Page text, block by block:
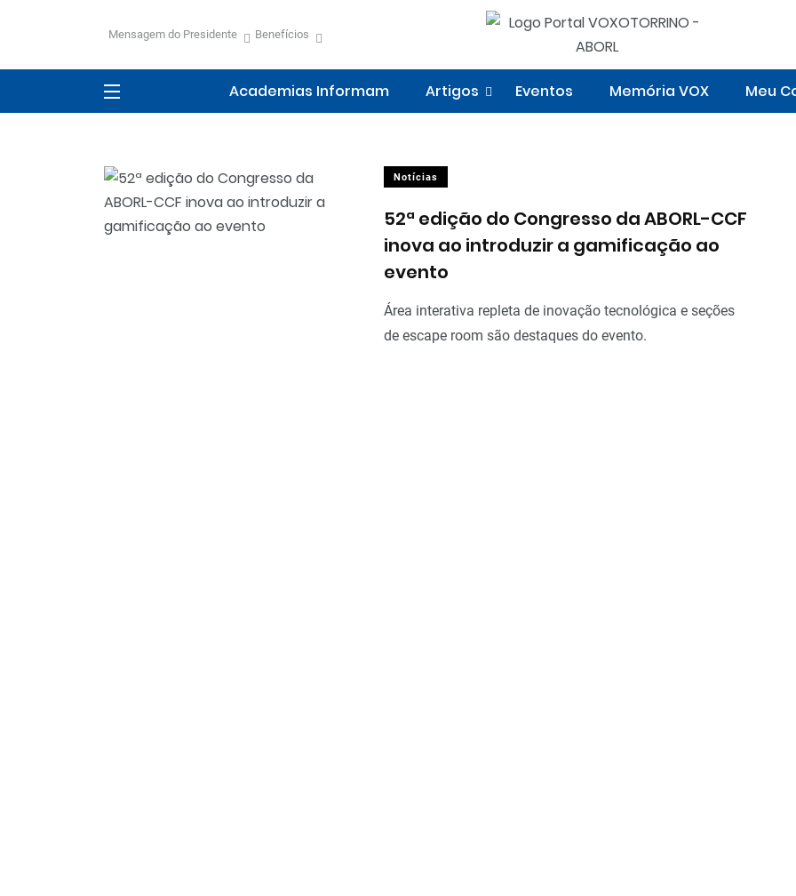
Mensagem do Presidente Benefícios
Academias Informam Artigos Eventos Memória VOX Meu
Notícias
52ª edição do Congresso da ABORL-CCF
inova ao introduzir a gamificação ao
evento
Área interativa repleta de inovação tecnológica e seções
de escape room são destaques do evento.